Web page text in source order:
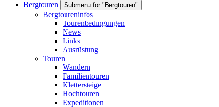
Bergtouren
Submenu for "Bergtouren"
Bergtoureninfos
Tourenbedingungen
News
Links
Ausrüstung
Touren
Wandern
Familientouren
Klettersteige
Hochtouren
Expeditionen